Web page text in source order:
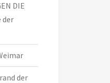
DIE
der
der